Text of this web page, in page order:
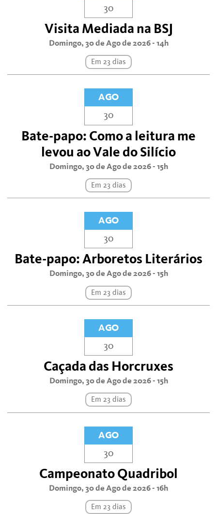
30
Visita Mediada na BSJ
Domingo, 30 de Ago de 2026 - 14h
Em 23 dias
AGO
30
Bate-papo: Como a leitura me
levou ao Vale do Silício
Domingo, 30 de Ago de 2026 - 15h
Em 23 dias
AGO
30
Bate-papo: Arboretos Literários
Domingo, 30 de Ago de 2026 - 15h
Em 23 dias
AGO
30
Caçada das Horcruxes
Domingo, 30 de Ago de 2026 - 15h
Em 23 dias
AGO
30
Campeonato Quadribol
Domingo, 30 de Ago de 2026 - 16h
Em 23 dias